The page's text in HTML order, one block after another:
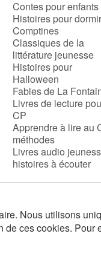
Contes pour enfants
Histoires pour dormir
Comptines
Classiques de la
littérature jeunesse
Histoires pour
Halloween
Fables de La
Livres de lecture
CP
Apprendre à lire au
méthodes
Livres audio
histoires à écouter
Nous utilisons
ces cookies. Pour